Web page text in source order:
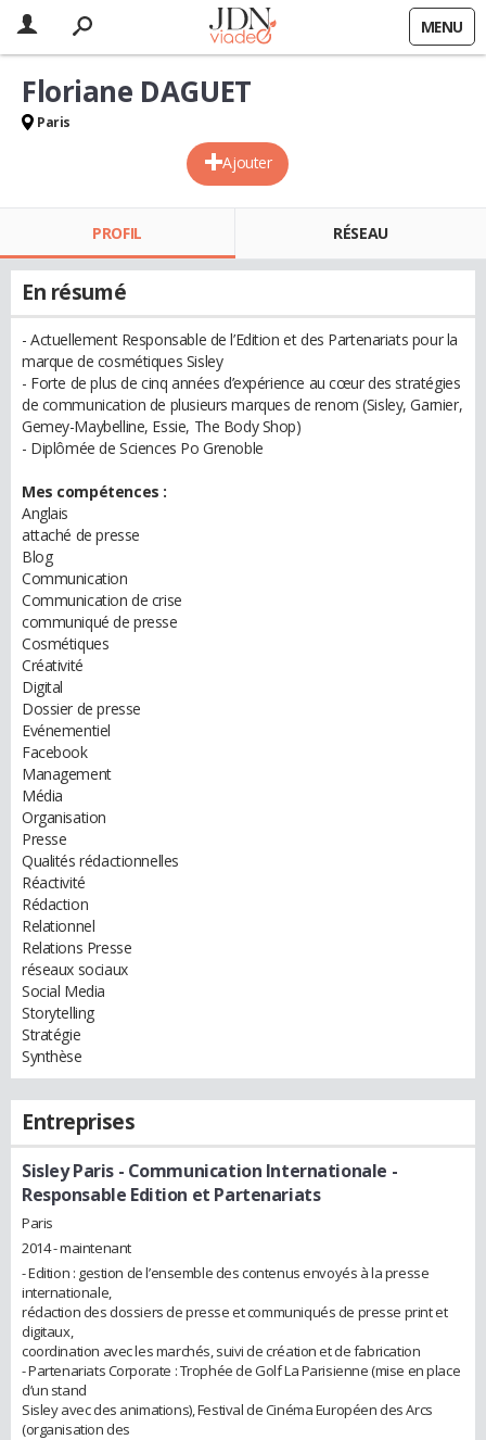
MENU
Ajouter
Floriane DAGUET
Paris
PROFIL RÉSEAU
En résumé
- Actuellement Responsable de l’Edition et des Partenariats pour la
marque de cosmétiques Sisley
- Forte de plus de cinq années d’expérience au cœur des stratégies
de communication de plusieurs marques de renom (Sisley, Garnier,
Gemey-Maybelline, Essie, The Body Shop)
- Diplômée de Sciences Po Grenoble
Mes compétences :
Anglais
attaché de presse
Blog
Communication
Communication de crise
communiqué de presse
Cosmétiques
Créativité
Digital
Dossier de presse
Evénementiel
Facebook
Management
Média
Organisation
Presse
Qualités rédactionnelles
Réactivité
Rédaction
Relationnel
Relations Presse
réseaux sociaux
Social Media
Storytelling
Stratégie
Synthèse
Entreprises
Sisley Paris - Communication Internationale -
Responsable Edition et Partenariats
Paris
2014 - maintenant
- Edition : gestion de l’ensemble des contenus envoyés à la presse
internationale,
rédaction des dossiers de presse et communiqués de presse print et
digitaux,
coordination avec les marchés, suivi de création et de fabrication
- Partenariats Corporate : Trophée de Golf La Parisienne (mise en place
d’un stand
Sisley avec des animations), Festival de Cinéma Européen des Arcs
(organisation des